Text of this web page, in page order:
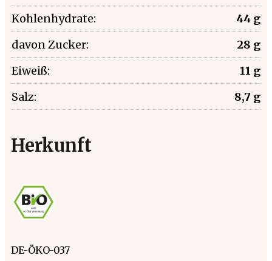
Kohlenhydrate:
44 g
davon Zucker:
28 g
Eiweiß:
11 g
Salz:
8,7 g
Herkunft
DE-ÖKO-037